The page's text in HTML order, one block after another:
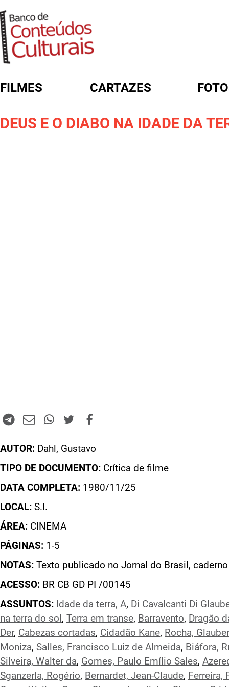
FILMES CARTAZES
DEUS E O DIABO NA IDADE DA
AUTOR: Dahl, Gustavo
TIPO DE DOCUMENTO: Crítica de filme
DATA COMPLETA: 1980/11/25
LOCAL: S.l.
ÁREA: CINEMA
PÁGINAS: 1-5
NOTAS: Texto publicado no Jornal do Brasil,
ACESSO: BR CB GD PI /00145
ASSUNTOS: Idade da terra, A, Di Cavalcanti Di
na terra do sol , Terra em transe, Barravento, Dragão
Der, Cabezas cortadas, Cidadão Kane, Rocha, Glauber
Moniza, Salles, Francisco Luiz de Almeida, Biáfora,
Silveira, Walter da, Gomes, Paulo Emílio Sales,
Sganzerla, Rogério, Bernardet, Jean-Claude, Ferreira,
FORMULÁRIO DE BUSCA